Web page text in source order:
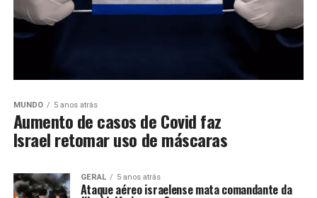
MUNDO 5 anos atrás
Aumento de casos de Covid faz
Israel retomar uso de máscaras
GERAL 5 anos atrás
Ataque aéreo israelense mata comandante da